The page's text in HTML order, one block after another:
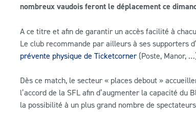
nombreux vaudois feront le déplacement ce
A ce titre et afin de garantir un accès facilité à
Le club recommande par ailleurs à ses supporters
prévente physique de Ticketcorner(Poste, Manor,
Dès ce match, le secteur « places debout »
l’accord de la SFL afin d’augmenter la capacité
la possibilité à un plus grand nombre de